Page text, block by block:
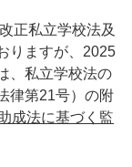
正私立学校法及
りますが、2025
、私立学校法の
律第21号）の附
成法に基づく監